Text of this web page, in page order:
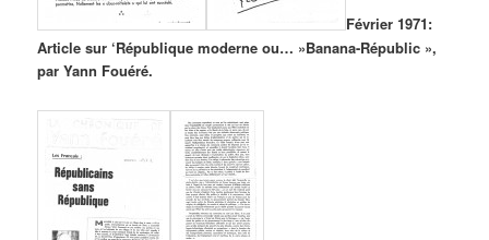
Février 1971:
Article sur ‘République moderne ou… »Banana-Républic »,
par Yann Fouéré.